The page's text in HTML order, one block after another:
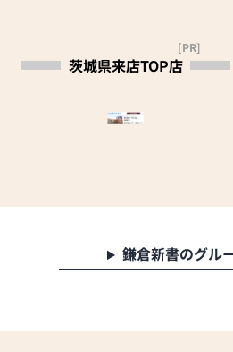
茨城県来店TOP店
[PR]
鎌倉新書のグル